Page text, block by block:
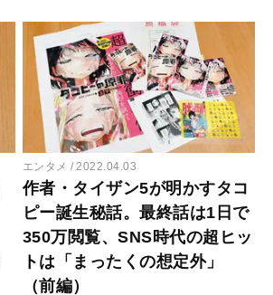
エンタメ 2022.04.03
作者・タイザン5が明かすタコ
ピー誕生秘話。最終話は1日で
350万閲覧、SNS時代の超ヒッ
トは「まったくの想定外」
（前編）